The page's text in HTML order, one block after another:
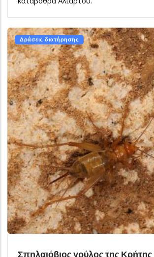
Δράσεις διατήρησης
Σπηλαιόβιος γρύλος της Κρήτης